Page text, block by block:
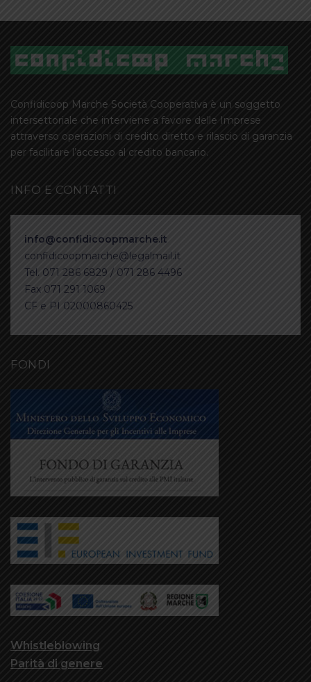
Confidicoop Marche Società Cooperativa è un soggetto
intersettoriale che interviene a favore delle Imprese
attraverso operazioni di credito diretto e rilascio di garanzia
per facilitare l’accesso al credito bancario.
INFO E CONTATTI
info@confidicoopmarche.it
confidicoopmarche@legalmail.it
Tel. 071 286 6829 / 071 286 4496
Fax 071 291 1069
CF e PI 02000860425
FONDI
Whistleblowing
Parità di genere